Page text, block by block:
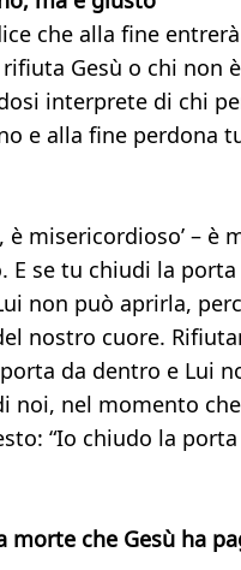
che alla fine
Gesù o chi non
interprete di chi
e alla fine perdona
è misericordioso’ – è
E se tu chiudi la
non può aprirla,
nostro cuore.
da dentro e Lui
noi, nel momento
“Io chiudo la porta
morte che Gesù ha